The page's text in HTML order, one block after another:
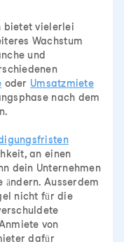
bietet vielerlei
Wachstum
und
oder Umsatzmiete
nach dem
an einen
dein Unternehmen
ändern. Ausserdem
nicht für die
von
dafür